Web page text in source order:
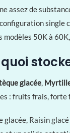
assez de
single
50K à
glacée,
: fruits frais,
Raisin